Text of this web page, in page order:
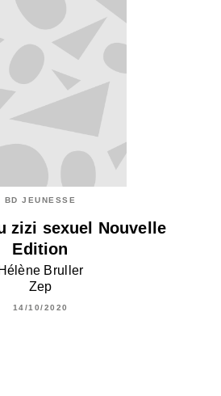
BD JEUNESSE
zizi sexuel Nouvelle
Edition
Hélène Bruller
Zep
14/10/2020